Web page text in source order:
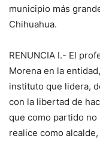
municipio más
Chihuahua.
RENUNCIA I.- El
Morena en la
instituto que lidera,
con la libertad de
que como partido
realice como